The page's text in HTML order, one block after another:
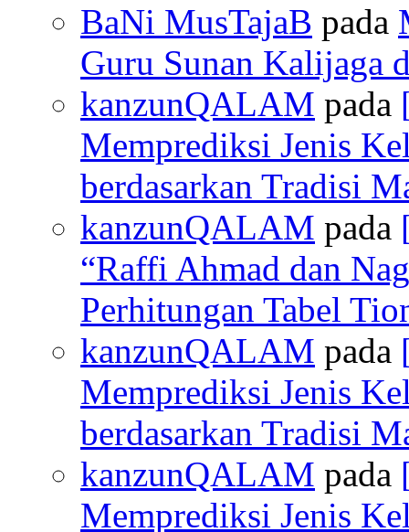
BaNi MusTajaB pada
Guru Sunan Kalijaga
kanzunQALAM pada
Memprediksi Jenis
berdasarkan Tradisi
kanzunQALAM pada
“Raffi Ahmad dan
Perhitungan Tabel
kanzunQALAM pada
Memprediksi Jenis
berdasarkan Tradisi
kanzunQALAM pada
Memprediksi Jenis